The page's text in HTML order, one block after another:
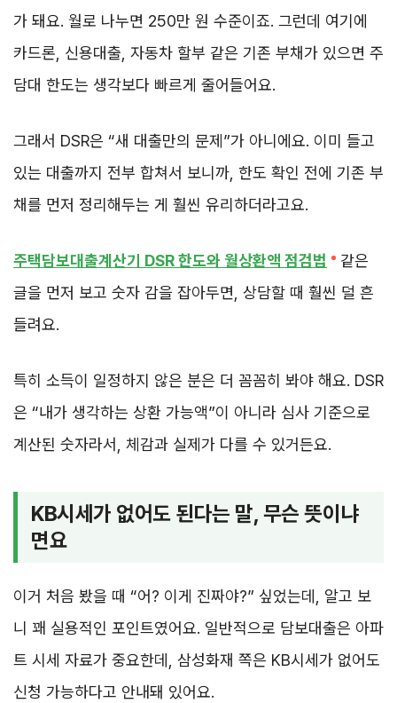
가 돼요. 월로 나누면 250만 원 수준이죠. 그런데 여기에
카드론, 신용대출, 자동차 할부 같은 기존 부채가 있으면 주
담대 한도는 생각보다 빠르게 줄어들어요.
그래서 DSR은 “새 대출만의 문제”가 아니에요. 이미 들고
있는 대출까지 전부 합쳐서 보니까, 한도 확인 전에 기존 부
채를 먼저 정리해두는 게 훨씬 유리하더라고요.
주택담보대출계산기 DSR 한도와 월상환액 점검법
같은
글을 먼저 보고 숫자 감을 잡아두면, 상담할 때 훨씬 덜 흔
들려요.
특히 소득이 일정하지 않은 분은 더 꼼꼼히 봐야 해요. DSR
은 “내가 생각하는 상환 가능액”이 아니라 심사 기준으로
계산된 숫자라서, 체감과 실제가 다를 수 있거든요.
KB시세가 없어도 된다는 말, 무슨 뜻이냐
면요
이거 처음 봤을 때 “어? 이게 진짜야?” 싶었는데, 알고 보
니 꽤 실용적인 포인트였어요. 일반적으로 담보대출은 아파
트 시세 자료가 중요한데, 삼성화재 쪽은 KB시세가 없어도
신청 가능하다고 안내돼 있어요.